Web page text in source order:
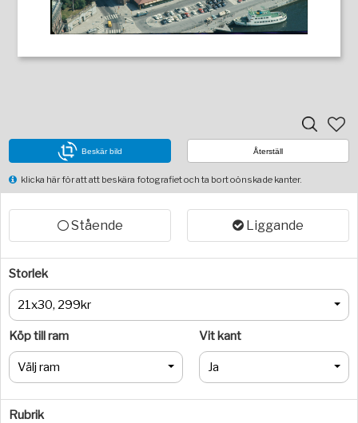
Beskär bild Återställ
klicka här för att att beskära fotografiet och ta bort oönskade kanter.
Stående Liggande
Storlek
21x30, 299kr
Köp till ram
Välj ram
Vit kant
Ja
Rubrik